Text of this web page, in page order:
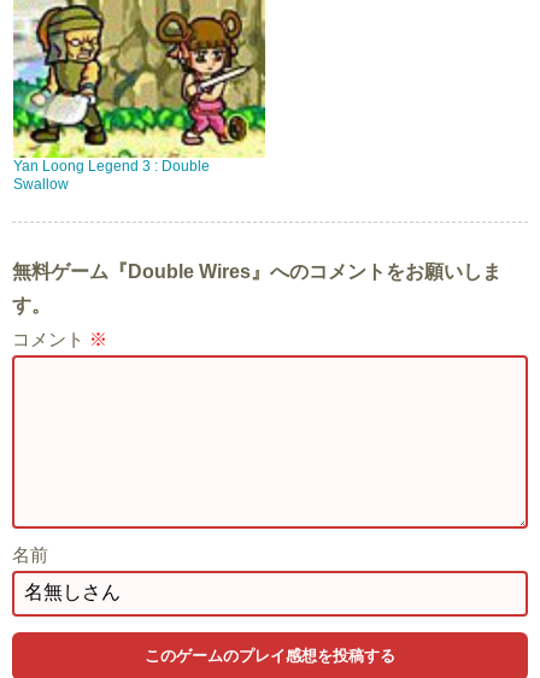
Yan Loong Legend 3 : Double
Swallow
無料ゲーム『Double Wires』へのコメントをお願いしま
す。
コメント ※
名前